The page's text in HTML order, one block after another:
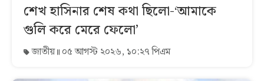
শেখ হাসিনার শেষ কথা ছিলো-‘আমাকে
গুলি করে মেরে ফেলো’
জাতীয় ০৫ আগস্ট ২০২৬, ১০:২৭ পিএম